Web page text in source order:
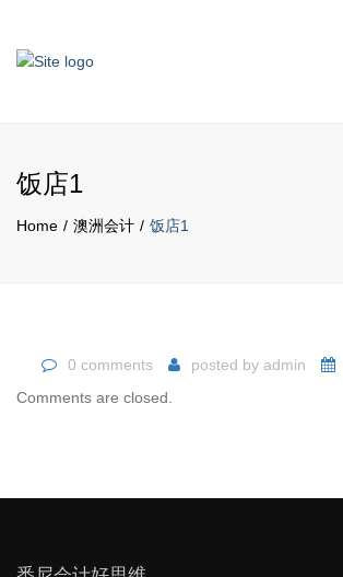
饭店1
Home 澳洲会计 饭店1
0 comments posted by admin
Comments are closed.